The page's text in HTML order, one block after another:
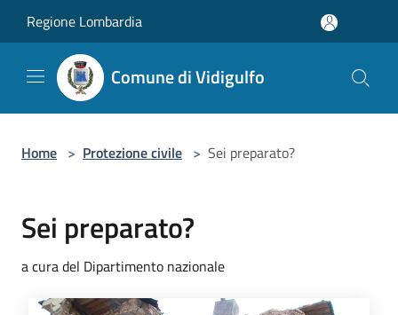
Regione Lombardia
Comune di Vidigulfo
Home > Protezione civile > Sei preparato?
Sei preparato?
a cura del Dipartimento nazionale